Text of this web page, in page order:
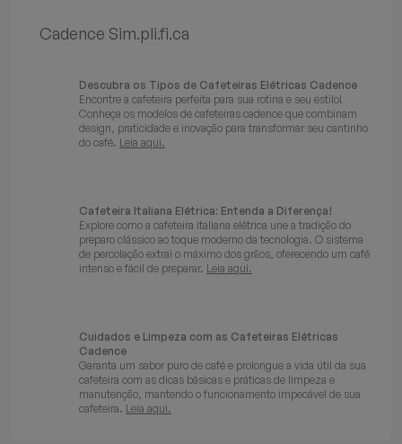
Cadence Sim.pli.fi.ca
Descubra os Tipos de Cafeteiras Elétricas Cadence
Encontre a cafeteira perfeita para sua rotina e seu estilo!
Conheça os modelos de cafeteiras cadence que combinam
design, praticidade e inovação para transformar seu cantinho
do café. Leia aqui.
Cafeteira Italiana Elétrica: Entenda a Diferença!
Explore como a cafeteira italiana elétrica une a tradição do
preparo clássico ao toque moderno da tecnologia. O sistema
de percolação extrai o máximo dos grãos, oferecendo um café
intenso e fácil de preparar. Leia aqui.
Cuidados e Limpeza com as Cafeteiras Elétricas
Cadence
Garanta um sabor puro de café e prolongue a vida útil da sua
cafeteira com as dicas básicas e práticas de limpeza e
manutenção, mantendo o funcionamento impecável de sua
cafeteira. Leia aqui.